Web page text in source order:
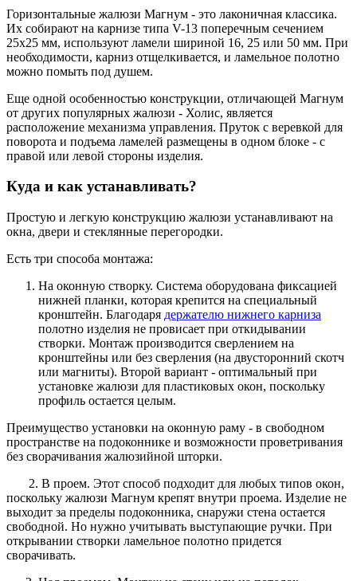
Горизонтальные жалюзи Магнум - это лаконичная классика.
Их собирают на карнизе типа V-13 поперечным сечением
25х25 мм, используют ламели шириной 16, 25 или 50 мм. При
необходимости, карниз отщелкивается, и ламельное полотно
можно помыть под душем.
Еще одной особенностью конструкции, отличающей Магнум
от других популярных жалюзи - Холис, является
расположение механизма управления. Пруток с веревкой для
поворота и подъема ламелей размещены в одном блоке - с
правой или левой стороны изделия.
Куда и как устанавливать?
Простую и легкую конструкцию жалюзи устанавливают на
окна, двери и стеклянные перегородки.
Есть три способа монтажа:
На оконную створку. Система оборудована фиксацией
нижней планки, которая крепится на специальный
кронштейн. Благодаря держателю нижнего карниза
полотно изделия не провисает при откидывании
створки. Монтаж производится сверлением на
кронштейны или без сверления (на двусторонний скотч
или магниты). Второй вариант - оптимальный при
установке жалюзи для пластиковых окон, поскольку
профиль остается целым.
Преимущество установки на оконную раму - в свободном
пространстве на подоконнике и возможности проветривания
без сворачивания жалюзийной шторки.
2. В проем. Этот способ подходит для любых типов окон,
поскольку жалюзи Магнум крепят внутри проема. Изделие не
выходит за пределы подоконника, снаружи стена остается
свободной. Но нужно учитывать выступающие ручки. При
открывании створки ламельное полотно придется
сворачивать.